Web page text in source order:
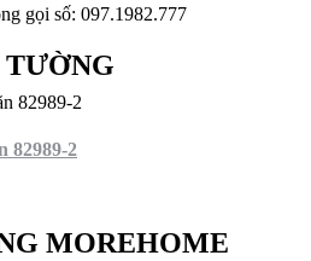
gọi số: 097.1982.777
82989-2
MOREHOME